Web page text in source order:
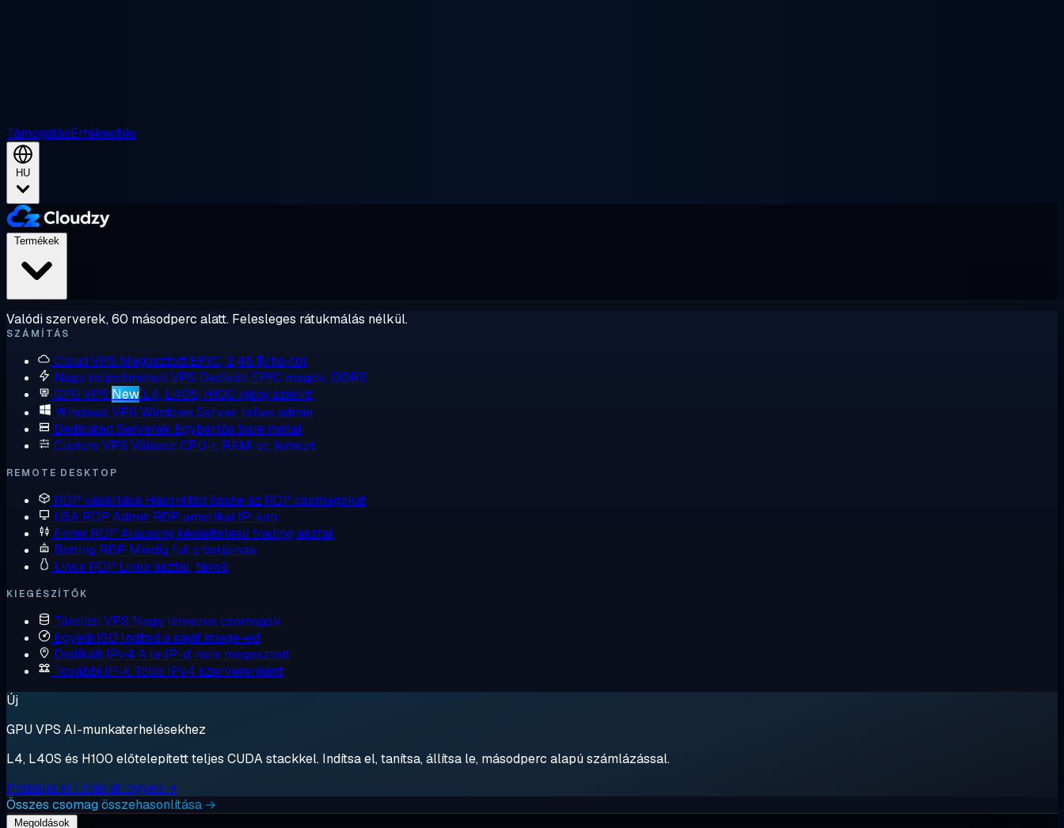
TámogatásÉrtékesítés
HU
Valódi szerverek, 60 másodperc alatt. Felesleges rátukmálás nélkül.
SZÁMÍTÁS
Cloud VPS Megosztott EPYC, 2,48 $/hó-tól
Nagy teljesítményű VPS Dedikált EPYC magok, DDR5
GPU VPS New L4, L40S, H100 igény szerint
Windows VPS Windows Server, teljes admin
Dedicated Serverek Egybérlős bare metal
Custom VPS Válassz CPU-t, RAM-ot, lemezt
REMOTE DESKTOP
RDP vásárlása Hasonlítsd össze az RDP csomagokat
USA RDP Admin RDP amerikai IP-ken
Forex RDP Alacsony késleltetésű trading asztal
Botting RDP Mindig fut a botjainak
Linux RDP Linux asztal, távoli
KIEGÉSZÍTŐK
Tárolási VPS Nagy lemezes csomagok
Egyedi ISO Indítsd a saját image-ed
Dedikált IPv4 A te IP-d, nem megosztott
További IP-k Több IPv4 szerverenként
Új
GPU VPS AI-munkaterhelésekhez
L4, L40S és H100 előtelepített teljes CUDA stackkel. Indítsa el, tanítsa, állítsa le, másodperc alapú számlázással.
Próbálja ki 1 órán át ingyen →
Összes csomag összehasonlítása →